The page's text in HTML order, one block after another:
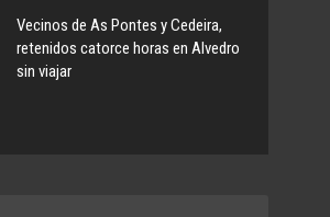
Vecinos de As Pontes y Cedeira,
retenidos catorce horas en Alvedro
sin viajar